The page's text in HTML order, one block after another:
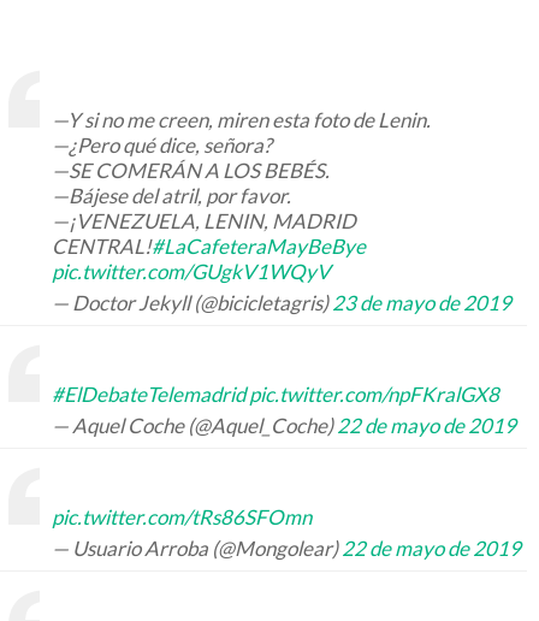
—Y si no me creen, miren esta foto de Lenin.
—¿Pero qué dice, señora?
—SE COMERÁN A LOS BEBÉS.
—Bájese del atril, por favor.
—¡VENEZUELA, LENIN, MADRID
CENTRAL!#LaCafeteraMayBeBye
pic.twitter.com/GUgkV1WQyV
— Doctor Jekyll (@bicicletagris)23 de mayo de 2019
#ElDebateTelemadrid pic.twitter.com/npFKralGX8
— Aquel Coche (@Aquel_Coche)22 de mayo de 2019
pic.twitter.com/tRs86SFOmn
— Usuario Arroba (@Mongolear)22 de mayo de 2019